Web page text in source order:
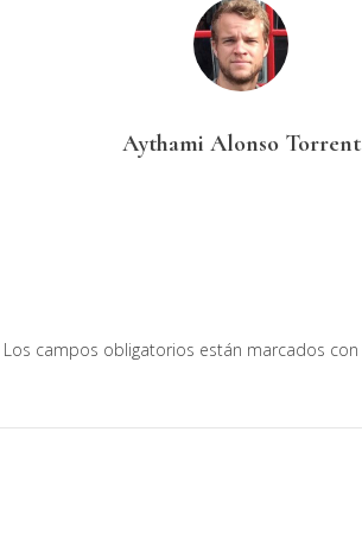
Aythami Alonso Torrent
Los campos obligatorios están marcados con